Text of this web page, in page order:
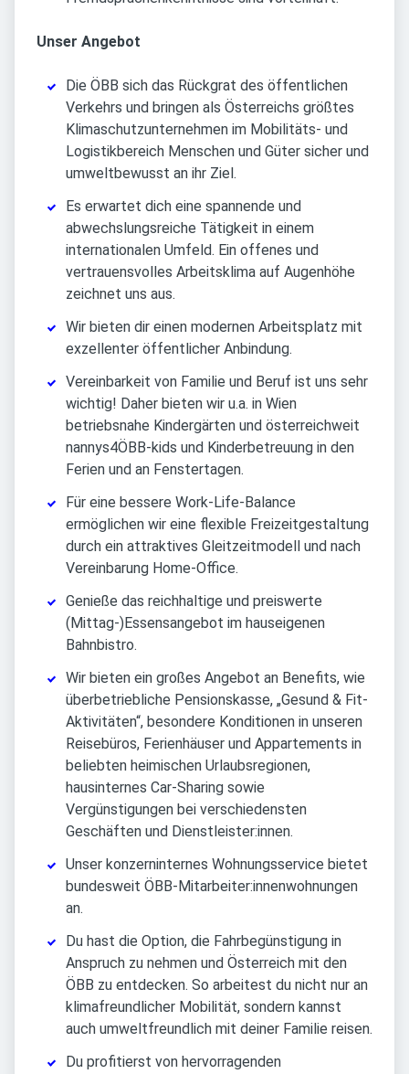
Unser Angebot
Die ÖBB sich das Rückgrat des öffentlichen
Verkehrs und bringen als Österreichs größtes
Klimaschutzunternehmen im Mobilitäts- und
Logistikbereich Menschen und Güter sicher und
umweltbewusst an ihr Ziel.
Es erwartet dich eine spannende und
abwechslungsreiche Tätigkeit in einem
internationalen Umfeld. Ein offenes und
vertrauensvolles Arbeitsklima auf Augenhöhe
zeichnet uns aus.
Wir bieten dir einen modernen Arbeitsplatz mit
exzellenter öffentlicher Anbindung.
Vereinbarkeit von Familie und Beruf ist uns sehr
wichtig! Daher bieten wir u.a. in Wien
betriebsnahe Kindergärten und österreichweit
nannys4ÖBB-kids und Kinderbetreuung in den
Ferien und an Fenstertagen.
Für eine bessere Work-Life-Balance
ermöglichen wir eine flexible Freizeitgestaltung
durch ein attraktives Gleitzeitmodell und nach
Vereinbarung Home-Office.
Genieße das reichhaltige und preiswerte
(Mittag-)Essensangebot im hauseigenen
Bahnbistro.
Wir bieten ein großes Angebot an Benefits, wie
überbetriebliche Pensionskasse, „Gesund & Fit-
Aktivitäten“, besondere Konditionen in unseren
Reisebüros, Ferienhäuser und Appartements in
beliebten heimischen Urlaubsregionen,
hausinternes Car-Sharing sowie
Vergünstigungen bei verschiedensten
Geschäften und Dienstleister:innen.
Unser konzerninternes Wohnungsservice bietet
bundesweit ÖBB-Mitarbeiter:innenwohnungen
an.
Du hast die Option, die Fahrbegünstigung in
Anspruch zu nehmen und Österreich mit den
ÖBB zu entdecken. So arbeitest du nicht nur an
klimafreundlicher Mobilität, sondern kannst
auch umweltfreundlich mit deiner Familie reisen.
Du profitierst von hervorragenden